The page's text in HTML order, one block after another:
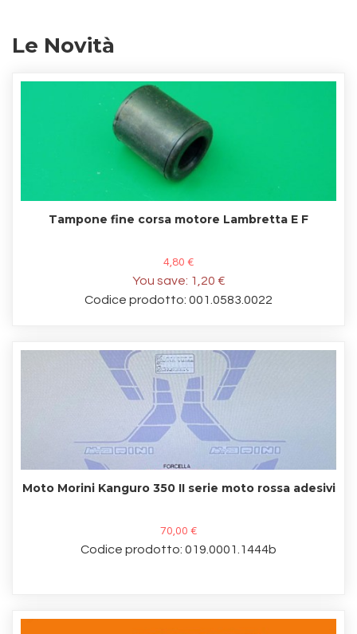
Le Novità
Tampone fine corsa motore Lambretta E F
4,80 €
You save: 1,20 €
Codice prodotto: 001.0583.0022
Moto Morini Kanguro 350 II serie moto rossa adesivi
70,00 €
Codice prodotto: 019.0001.1444b